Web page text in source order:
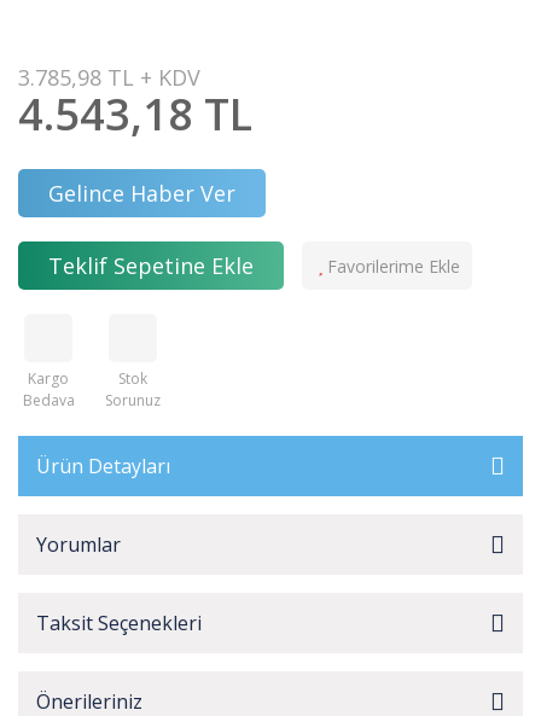
3.785,98 TL + KDV
4.543,18 TL
Gelince Haber Ver
Teklif Sepetine Ekle
Kargo
Bedava
Stok
Sorunuz
Ürün Detayları
Yorumlar
Taksit Seçenekleri
Önerileriniz